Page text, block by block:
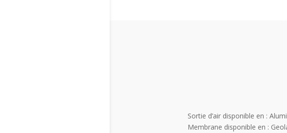
Sortie d’air disponible en :
Membrane disponible en :